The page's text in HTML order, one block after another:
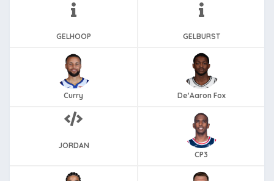
GELHOOP GELBURST
Curry De'Aaron Fox
JORDAN
CP3